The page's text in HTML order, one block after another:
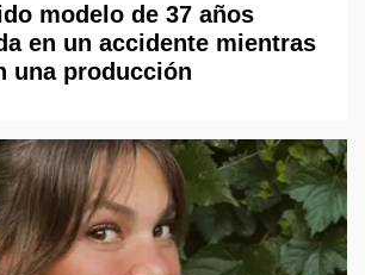
modelo de 37 años
en un accidente mientras
una producción